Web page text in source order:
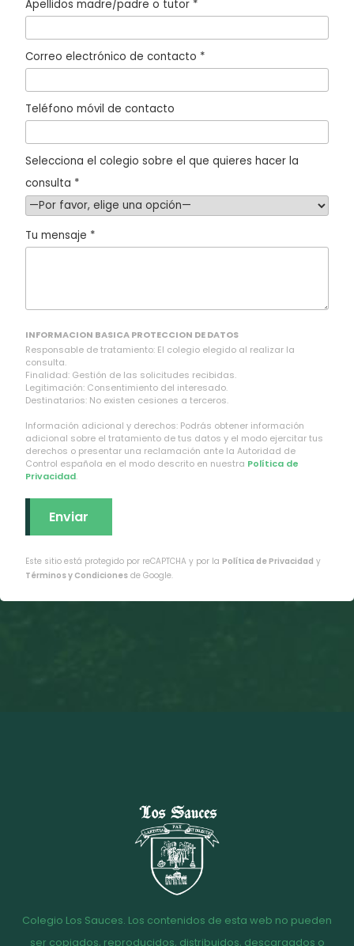
Apellidos madre/padre o tutor *
Correo electrónico de contacto *
Teléfono móvil de contacto
Selecciona el colegio sobre el que quieres hacer la
consulta *
Tu mensaje *
INFORMACION BASICA PROTECCION DE DATOS
Responsable de tratamiento: El colegio elegido al realizar la
consulta.
Finalidad: Gestión de las solicitudes recibidas.
Legitimación: Consentimiento del interesado.
Destinatarios: No existen cesiones a terceros.
Información adicional y derechos: Podrás obtener información
adicional sobre el tratamiento de tus datos y el modo ejercitar tus
derechos o presentar una reclamación ante la Autoridad de
Control española en el modo descrito en nuestra Política de
Privacidad.
Este sitio está protegido por reCAPTCHA y por la Política de Privacidad y
Términos y Condiciones de Google.
Colegio Los Sauces. Los contenidos de esta web no pueden
ser copiados, reproducidos, distribuidos, descargados o